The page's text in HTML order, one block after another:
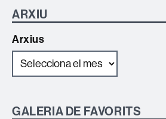
ARXIU
Arxius
GALERIA DE FAVORITS